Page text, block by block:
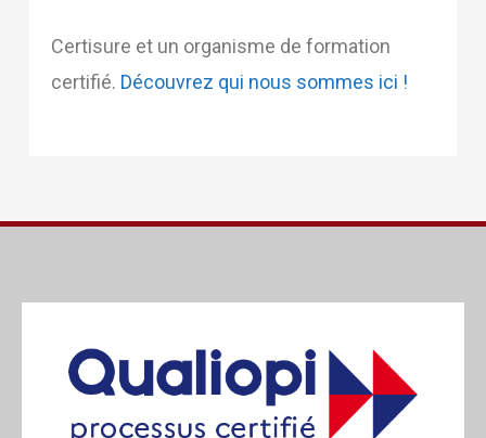
Certisure et un organisme de formation
certifié. Découvrez qui nous sommes ici !